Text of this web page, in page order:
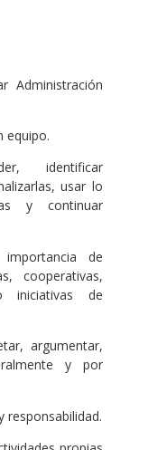
Administración
equipo.
identificar
usar lo
y continuar
de
cooperativas,
iniciativas de
argumentar,
y por
responsabilidad.